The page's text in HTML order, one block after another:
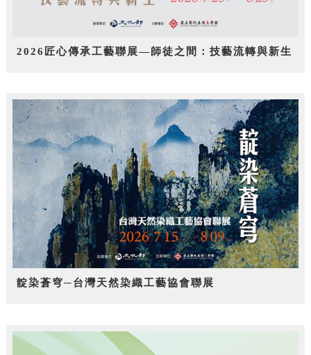
2026匠心傳承工藝聯展—師徒之間：技藝流轉與新生
靛染蒼穹─台灣天然染織工藝協會聯展